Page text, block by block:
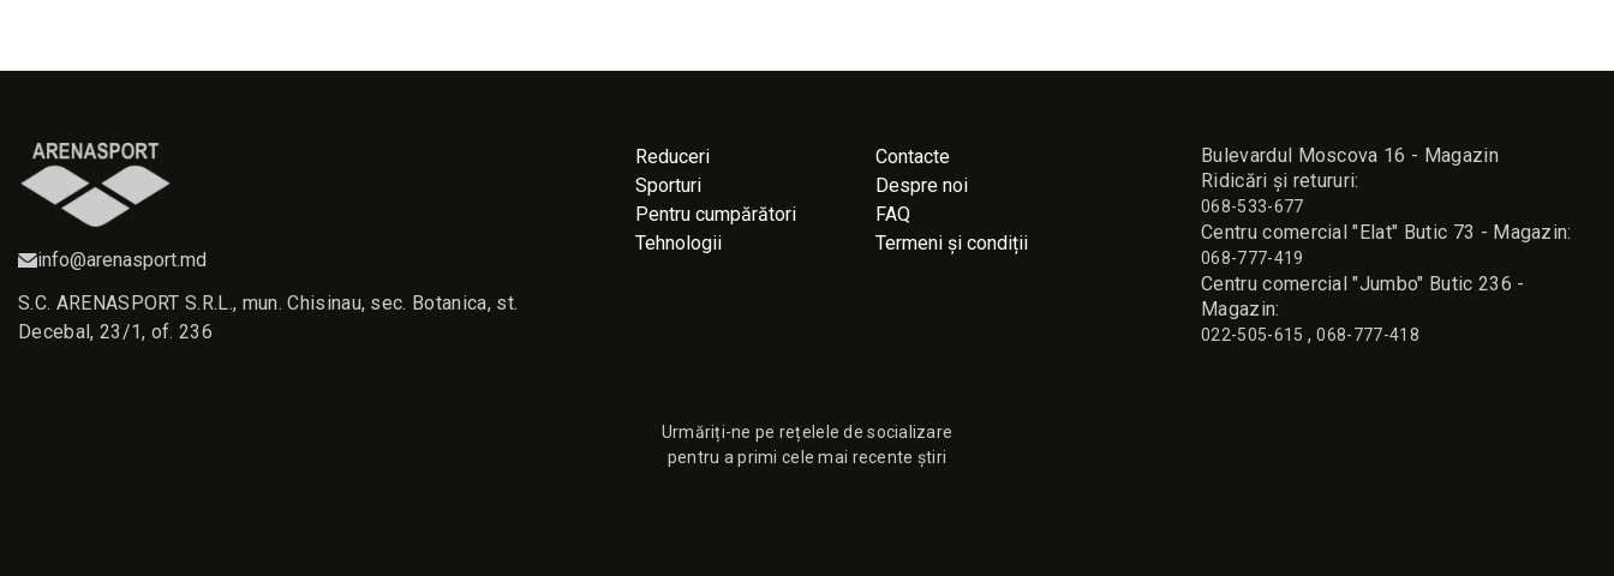
info@arenasport.md
S.C. ARENASPORT S.R.L., mun. Chisinau, sec. Botanica, st.
Decebal, 23/1, of. 236
Reduceri
Sporturi
Pentru cumpărători
Tehnologii
Contacte
Despre noi
FAQ
Termeni și condiții
Bulevardul Moscova 16 - Magazin
Ridicări și retururi:
068-533-677
Сentru comercial "Elat" Butic 73 - Magazin:
068-777-419
Сentru comercial "Jumbo" Butic 236 -
Magazin:
022-505-615 ,068-777-418
Urmăriți-ne pe rețelele de socializare
pentru a primi cele mai recente știri